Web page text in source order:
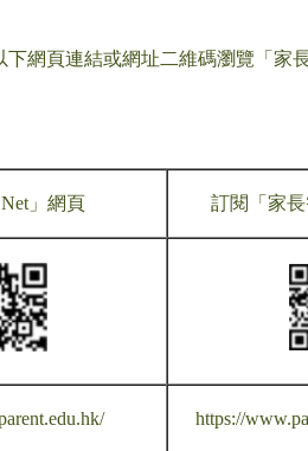
下網頁連結或網址二維碼瀏覽「家
Net」網頁 訂閱「家
https://